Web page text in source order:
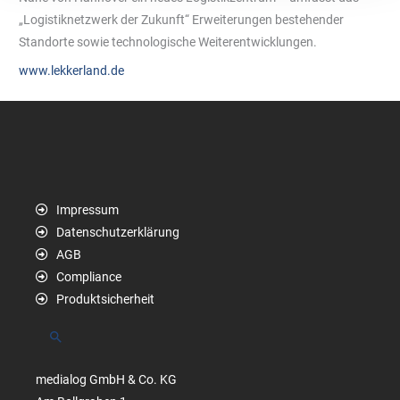
„Logistiknetzwerk der Zukunft“ Erweiterungen bestehender
Standorte sowie technologische Weiterentwicklungen.
www.lekkerland.de
Impressum
Datenschutzerklärung
AGB
Compliance
Produktsicherheit
Suchen
medialog GmbH & Co. KG